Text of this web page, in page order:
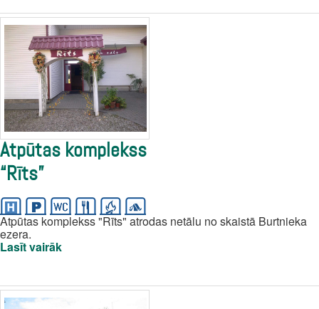
Atpūtas komplekss
“Rīts”
Atpūtas komplekss "Rīts" atrodas netālu no skaistā Burtnieka
ezera.
Lasīt vairāk